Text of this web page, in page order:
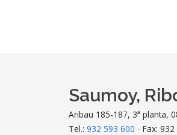
Saumoy,
Aribau 185-187, 3ª planta,
Tel.: 932 593 600 - Fax: